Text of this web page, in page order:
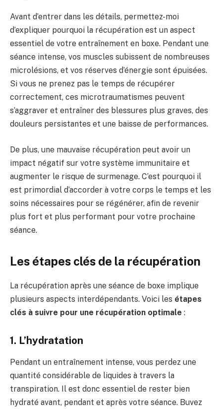
Avant d’entrer dans les détails, permettez-moi
d’expliquer pourquoi la récupération est un aspect
essentiel de votre entraînement en boxe. Pendant une
séance intense, vos muscles subissent de nombreuses
microlésions, et vos réserves d’énergie sont épuisées.
Si vous ne prenez pas le temps de récupérer
correctement, ces microtraumatismes peuvent
s’aggraver et entraîner des blessures plus graves, des
douleurs persistantes et une baisse de performances.
De plus, une mauvaise récupération peut avoir un
impact négatif sur votre système immunitaire et
augmenter le risque de surmenage. C’est pourquoi il
est primordial d’accorder à votre corps le temps et les
soins nécessaires pour se régénérer, afin de revenir
plus fort et plus performant pour votre prochaine
séance.
Les étapes clés de la récupération
La récupération après une séance de boxe implique
plusieurs aspects interdépendants. Voici les étapes
clés à suivre pour une récupération optimale :
1. L’hydratation
Pendant un entraînement intense, vous perdez une
quantité considérable de liquides à travers la
transpiration. Il est donc essentiel de rester bien
hydraté avant, pendant et après votre séance. Buvez